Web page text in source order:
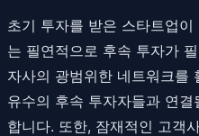
초기 투자를 받은 스타트업
는 필연적으로 후속 투자가
자사의 광범위한 네트워크를
유수의 후속 투자자들과 연
합니다. 또한, 잠재적인 고객